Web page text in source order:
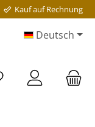
Kauf auf Rechnung
Deutsch